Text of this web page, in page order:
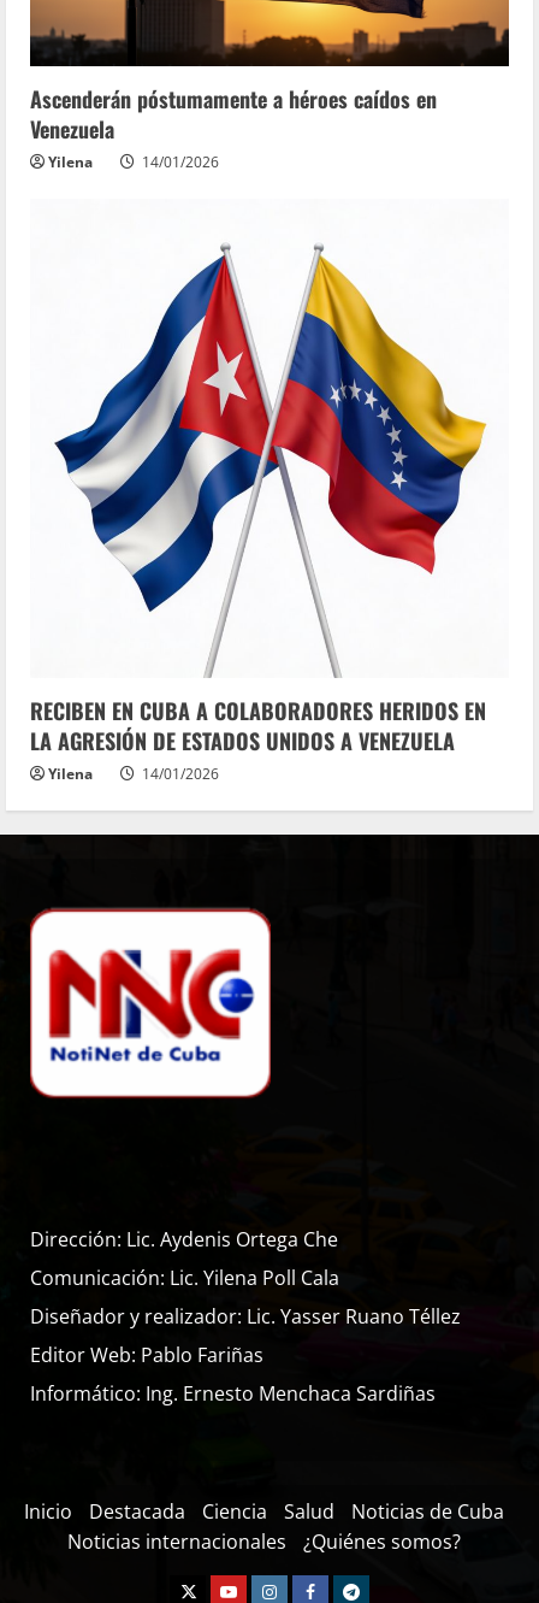
Ascenderán póstumamente a héroes caídos en
Venezuela
Yilena 14/01/2026
RECIBEN EN CUBA A COLABORADORES HERIDOS EN
LA AGRESIÓN DE ESTADOS UNIDOS A VENEZUELA
Yilena 14/01/2026
Dirección: Lic. Aydenis Ortega Che
Comunicación: Lic. Yilena Poll Cala
Diseñador y realizador: Lic. Yasser Ruano Téllez
Editor Web: Pablo Fariñas
Informático: Ing. Ernesto Menchaca Sardiñas
Inicio Destacada Ciencia Salud
Noticias de Cuba
Noticias internacionales
¿Quiénes somos?